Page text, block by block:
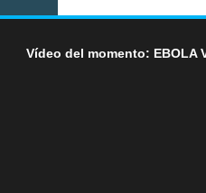
Vídeo del momento: EBOLA